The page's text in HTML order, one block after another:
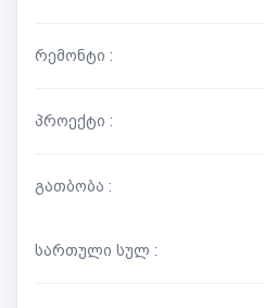
რემონტი :
პროექტი :
გათბობა :
სართული სულ :